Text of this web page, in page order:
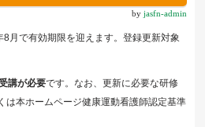
by jasfn-admin
月で有効期限を迎えます。登録更新対象
講が必要です。なお、更新に必要な研修
は本ホームページ健康運動看護師認定基準